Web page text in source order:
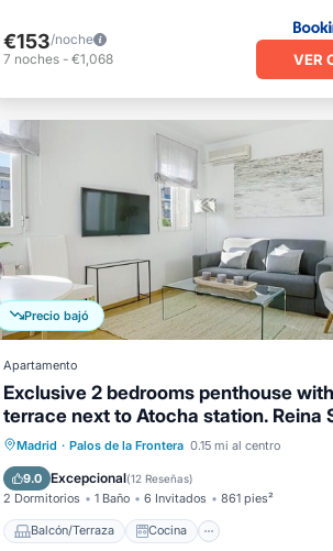
€153/noche
7 noches - €1,068 VER
Precio bajó
Apartamento
Exclusive 2 bedrooms penthouse
terrace next to Atocha station. Reina
Terrace
Madrid · Palos de la Frontera 0.15 mi al centro
9.0 Excepcional(12 Reseñas)
2 Dormitorios 1 Baño 6 Invitados 861 pies²
Balcón/Terraza Cocina
Balcón/Terraza
Cocina
Aire acondicionado